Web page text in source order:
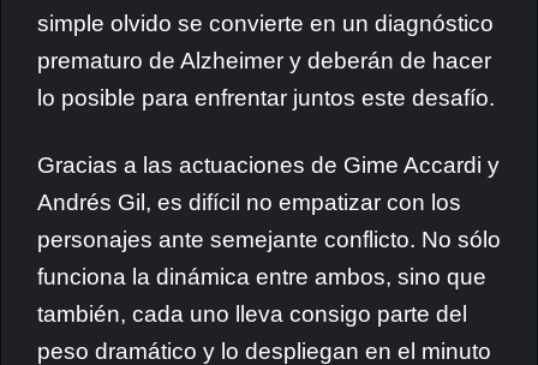
simple olvido se convierte en un diagnóstico
prematuro de Alzheimer y deberán de hacer
lo posible para enfrentar juntos este desafío.
Gracias a las actuaciones de Gime Accardi y
Andrés Gil, es difícil no empatizar con los
personajes ante semejante conflicto. No sólo
funciona la dinámica entre ambos, sino que
también, cada uno lleva consigo parte del
peso dramático y lo despliegan en el minuto